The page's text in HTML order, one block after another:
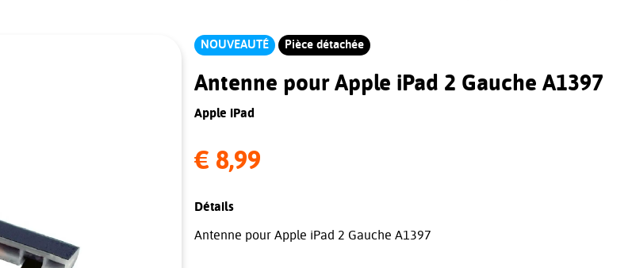
NOUVEAUTÉ Pièce détachée
Antenne pour Apple iPad 2 Gauche A1397
Apple iPad
€ 8,99
Détails
Antenne pour Apple iPad 2 Gauche A1397